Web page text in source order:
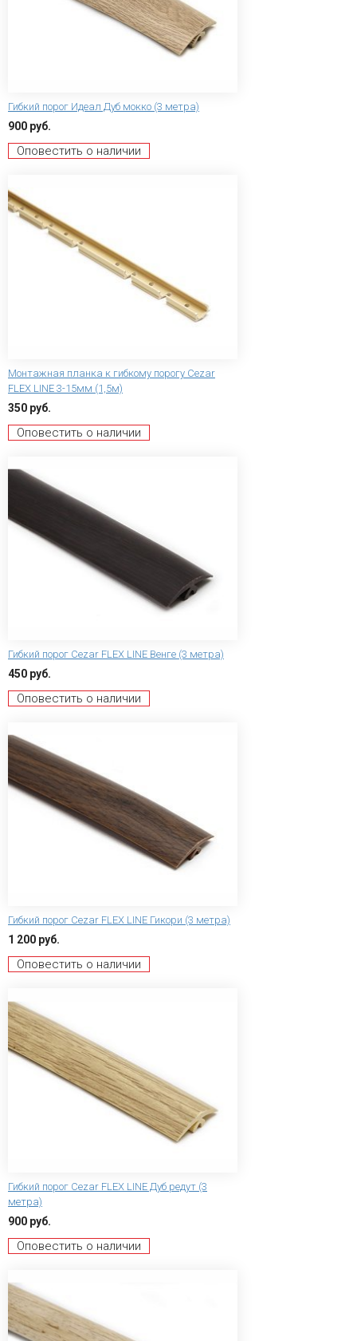
Гибкий порог Идеал Дуб мокко (3 метра)
900 руб.
Оповестить о наличии
Монтажная планка к гибкому порогу Сezar
FLEX LINE 3-15мм (1,5м)
350 руб.
Оповестить о наличии
Гибкий порог Сezar FLEX LINE Венге (3 метра)
450 руб.
Оповестить о наличии
Гибкий порог Сezar FLEX LINE Гикори (3 метра)
1 200 руб.
Оповестить о наличии
Гибкий порог Сezar FLEX LINE Дуб редут (3
метра)
900 руб.
Оповестить о наличии